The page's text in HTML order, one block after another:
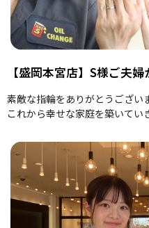
【盛岡本宮店】S様ご夫
素敵な指輪をありがとうござい
これから幸せな家庭を築いてい